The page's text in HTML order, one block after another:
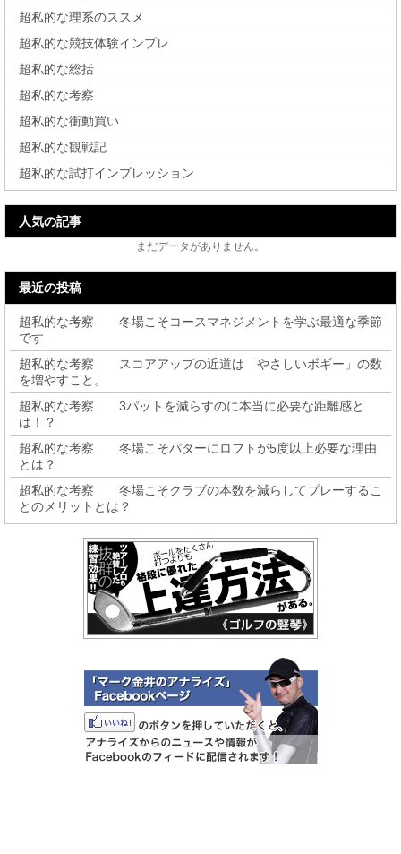
超私的な理系のススメ
超私的な競技体験インプレ
超私的な総括
超私的な考察
超私的な衝動買い
超私的な観戦記
超私的な試打インプレッション
人気の記事
まだデータがありません。
最近の投稿
超私的な考察 冬場こそコースマネジメントを学ぶ最適な季節
です
超私的な考察 スコアアップの近道は「やさしいボギー」の数
を増やすこと。
超私的な考察 3パットを減らすのに本当に必要な距離感と
は！？
超私的な考察 冬場こそパターにロフトが5度以上必要な理由
とは？
超私的な考察 冬場こそクラブの本数を減らしてプレーするこ
とのメリットとは？